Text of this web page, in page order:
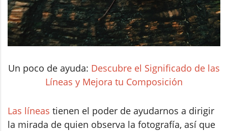
Un poco de ayuda: Descubre el Significado de las
Líneas y Mejora tu Composición
Las líneas tienen el poder de ayudarnos a dirigir
la mirada de quien observa la fotografía, así que